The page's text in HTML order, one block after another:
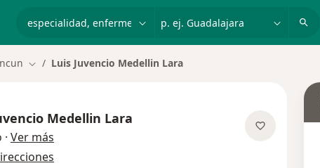
Cambiar de ciudad
Luis Juvencio Medellin Lara
Medellin Lara
· Ver más